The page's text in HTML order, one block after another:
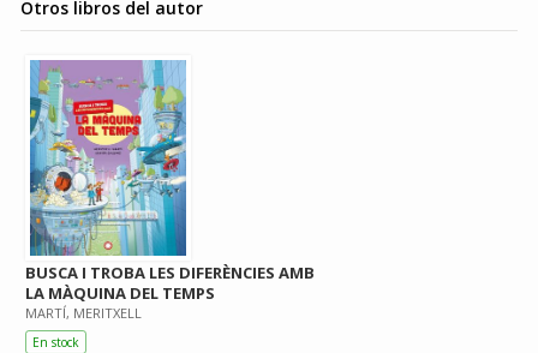
Otros libros del autor
BUSCA I TROBA LES DIFERÈNCIES AMB
LA MÀQUINA DEL TEMPS
MARTÍ, MERITXELL
En stock